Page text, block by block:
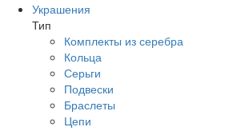
Украшения
Тип
Комплекты из серебра
Кольца
Серьги
Подвески
Браслеты
Цепи